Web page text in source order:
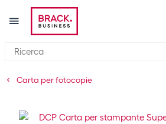
Carta per fotocopie